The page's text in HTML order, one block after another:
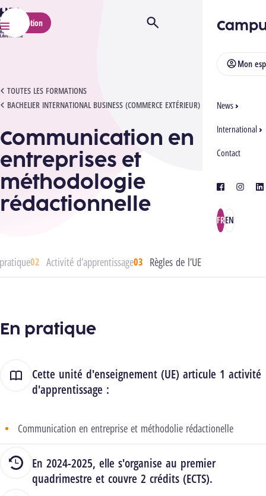
HELMo
Menu
Mon
News
International
Contact
facebook
FREN
Inscription Ouvrir/Fermer la recherche
TOUTES LES FORMATIONS
BACHELIER INTERNATIONAL BUSINESS (COMMERCE EXTÉRIEUR)
COMMUNICATION EN ENTREPRISES ET MÉTHODOLOGIE RÉDACTIONNELLE
Communication en
entreprises et
méthodologie
rédactionnelle
Activité d’apprentissage Règles de l’UE
En pratique
Cette unité d'enseignement (UE) articule 1 activité
d'apprentissage :
Communication en entreprise et méthodolie rédactionelle
En 2024-2025, elle s'organise au premier
quadrimestre et couvre 2 crédits (ECTS).